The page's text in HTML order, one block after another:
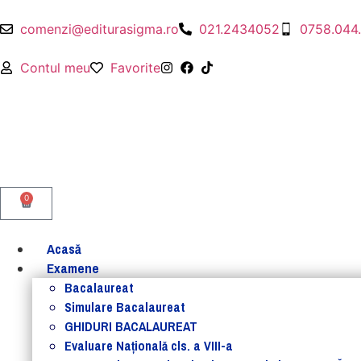
comenzi@editurasigma.ro 021.2434052
Contul meu Favorite
0
Acasă
Examene
Bacalaureat
Simulare Bacalaureat
GHIDURI BACALAUREAT
Evaluare Naţională cls. a VIII-a